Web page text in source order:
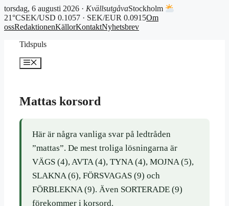
torsdag, 6 augusti 2026 · KvällsutgåvaStockholm
21°CSEK/USD 0.1057 · SEK/EUR 0.0915Om
ossRedaktionenKällorKontaktNyhetsbrev
Tidspuls
Meny
Mattas korsord
Här är några vanliga svar på ledtråden
”mattas”. De mest troliga lösningarna är
VÄGS (4), AVTA (4), TYNA (4), MOJNA (5),
SLAKNA (6), FÖRSVAGAS (9) och
FÖRBLEKNA (9). Även SORTERADE (9)
förekommer i korsord.